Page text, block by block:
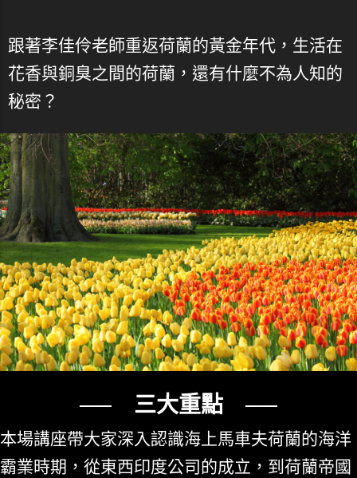
跟著李佳伶老師重返荷蘭的黃金年代，生活在
花香與銅臭之間的荷蘭，還有什麼不為人知的
秘密？
── 三大重點 ──
本場講座帶大家深入認識海上馬車夫荷蘭的海洋
霸業時期，從東西印度公司的成立，到荷蘭帝國